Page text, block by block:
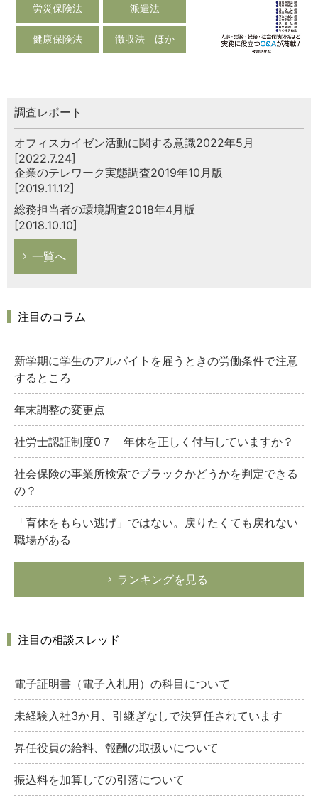
労災保険法 派遣法
健康保険法 徴収法 ほか
調査レポート
オフィスカイゼン活動に関する意識2022年5月
[2022.7.24]
企業のテレワーク実態調査2019年10月版
[2019.11.12]
総務担当者の環境調査2018年4月版
[2018.10.10]
一覧へ
注目のコラム
新学期に学生のアルバイトを雇うときの労働条件で注意
するところ
年末調整の変更点
社労士認証制度0７ 年休を正しく付与していますか？
社会保険の事業所検索でブラックかどうかを判定できる
の？
「育休をもらい逃げ」ではない。戻りたくても戻れない
職場がある
ランキングを見る
注目の相談スレッド
電子証明書（電子入札用）の科目について
未経験入社3か月、引継ぎなしで決算任されています
昇任役員の給料、報酬の取扱いについて
振込料を加算しての引落について